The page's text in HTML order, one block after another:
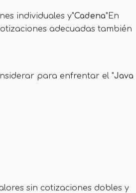
individuales y"Cadena"En
adecuadas también
para enfrentar el "Java
sin cotizaciones dobles y